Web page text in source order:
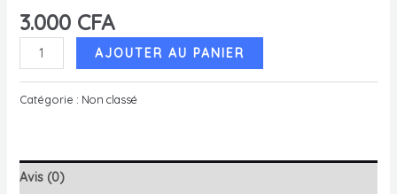
3.000 CFA
quantité
de
Burman's
AJOUTER AU PANIER
Catégorie : Non classé
Avis (0)